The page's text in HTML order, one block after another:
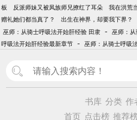
板
反派师妹又被凤族师兄撩红了耳朵 我在洪荒
赠礼她们都当真了？
出生在神界，却要我下界？
巫师：从骑士呼吸法开始肝经验 田隶 - 巫师：
呼吸法开始肝经验最新章节 - 巫师：从骑士呼吸
书库 分类 作
首页 点击榜 推荐